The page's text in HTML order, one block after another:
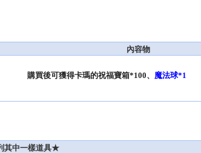
內容物
得卡瑪的祝福寶箱*100、 魔法球*1
其中一樣道具★